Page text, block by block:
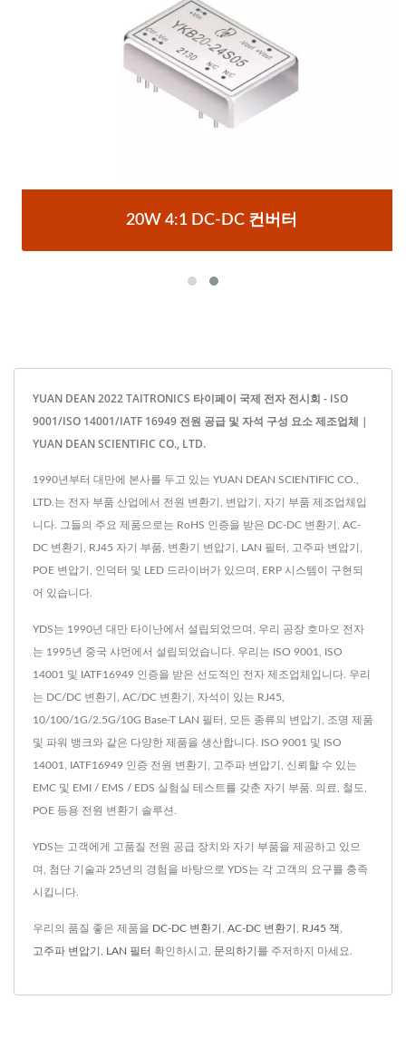
20W 4:1 DC-DC 컨버터
YUAN DEAN 2022 TAITRONICS 타이페이 국제 전자 전시회 - ISO
9001/ISO 14001/IATF 16949 전원 공급 및 자석 구성 요소 제조업체 |
YUAN DEAN SCIENTIFIC CO., LTD.
1990년부터 대만에 본사를 두고 있는 YUAN DEAN SCIENTIFIC CO.,
LTD.는 전자 부품 산업에서 전원 변환기, 변압기, 자기 부품 제조업체입
니다. 그들의 주요 제품으로는 RoHS 인증을 받은 DC-DC 변환기, AC-
DC 변환기, RJ45 자기 부품, 변환기 변압기, LAN 필터, 고주파 변압기,
POE 변압기, 인덕터 및 LED 드라이버가 있으며, ERP 시스템이 구현되
어 있습니다.
YDS는 1990년 대만 타이난에서 설립되었으며, 우리 공장 호마오 전자
는 1995년 중국 샤먼에서 설립되었습니다. 우리는 ISO 9001, ISO
14001 및 IATF16949 인증을 받은 선도적인 전자 제조업체입니다. 우리
는 DC/DC 변환기, AC/DC 변환기, 자석이 있는 RJ45,
10/100/1G/2.5G/10G Base-T LAN 필터, 모든 종류의 변압기, 조명 제품
및 파워 뱅크와 같은 다양한 제품을 생산합니다. ISO 9001 및 ISO
14001, IATF16949 인증 전원 변환기, 고주파 변압기, 신뢰할 수 있는
EMC 및 EMI / EMS / EDS 실험실 테스트를 갖춘 자기 부품. 의료, 철도,
POE 등용 전원 변환기 솔루션.
YDS는 고객에게 고품질 전원 공급 장치와 자기 부품을 제공하고 있으
며, 첨단 기술과 25년의 경험을 바탕으로 YDS는 각 고객의 요구를 충족
시킵니다.
우리의 품질 좋은 제품을 DC-DC 변환기 AC-DC 변환기 RJ45 잭
고주파 변압기 LAN 필터 확인하시고, 문의하기 를 주저하지 마세요.